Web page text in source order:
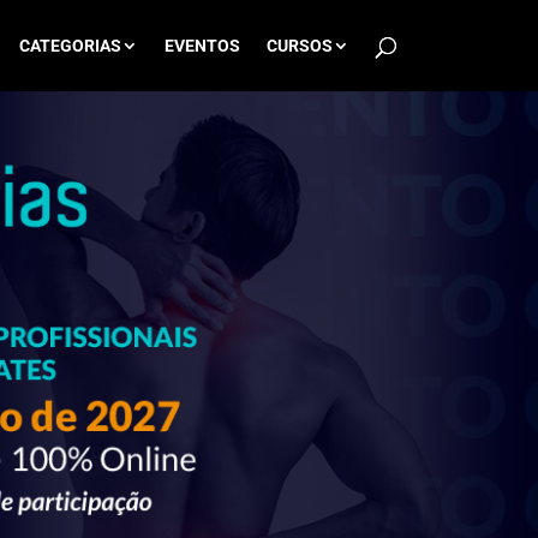
CATEGORIAS EVENTOS CURSOS